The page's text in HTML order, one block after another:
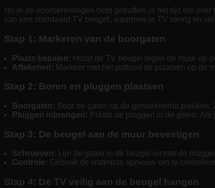
Nu je de voorbereidingen hebt getroffen, is het tijd om
van een standaard TV beugel, waarmee je TV stevig en
Stap 1: Markeren van de boorgaten
Plaats bepalen: Houd de TV beugel tegen de muur op
Aftekenen: Markeer met het potlood de plaatsen op de
Stap 2: Boren en pluggen plaatsen
Boorgaten: Boor de gaten op de gemarkeerde
Pluggen inbrengen: Plaats de pluggen in de gaten.
Stap 3: De beugel aan de muur bevestigen
Schroeven: Lijn de gaten in de beugel uit met de
Controle: Gebruik de waterpas opnieuw om te
Stap 4: De TV veilig aan de beugel hangen